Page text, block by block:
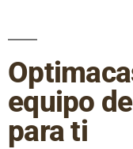
equipo
para ti